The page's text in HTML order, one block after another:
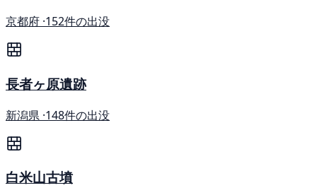
京都府 ·152件の出没
長者ヶ原遺跡
新潟県 ·148件の出没
白米山古墳